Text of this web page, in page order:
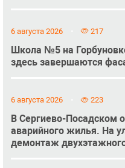
6 августа 2026 217
Школа №5 на
здесь завершаются
6 августа 2026 223
В Сергиево-Посадском
аварийного жилья. На
демонтаж